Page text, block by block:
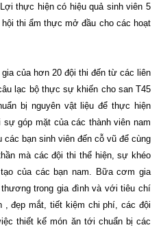
thực hiện có hiệu quả sinh viên 5
thi ẩm thực mở đầu cho các hoạt
của hơn 20 đội thi đến từ các liên
lạc bộ thực sự khiến cho san T45
bị nguyên vật liệu để thực hiện
góp mặt của các thành viên nam
bạn sinh viên đến cỗ vũ để cùng
mà các đội thi thể hiện, sự khéo
của các bạn nam. Bữa cơm gia
trong gia đình và với tiêu chí
, đẹp mắt, tiết kiệm chi phí, các đội
thiết kế món ăn tới chuẩn bị các